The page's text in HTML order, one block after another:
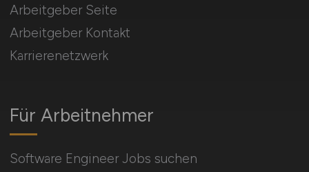
Für Arbeitnehmer
Software Engineer Jobs suchen
Arbeitgeber Seite
Arbeitgeber Kontakt
Karrierenetzwerk